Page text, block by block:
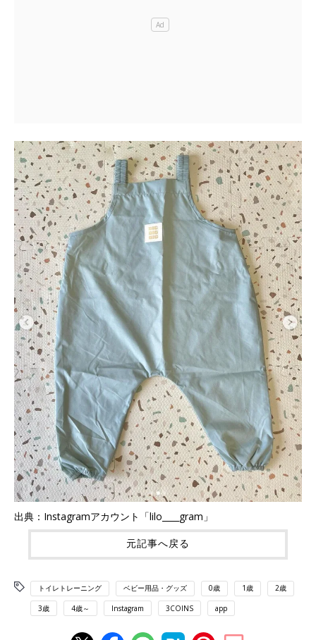
出典：Instagramアカウント「lilo____gram」
元記事へ戻る
トイレトレーニング ベビー用品・グッズ 0歳 1歳 2歳
3歳 4歳～ Instagram 3COINS app